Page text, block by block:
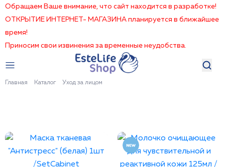
Обращаем Ваше внимание, что сайт находится в разработке!
ОТКРЫТИЕ ИНТЕРНЕТ- МАГАЗИНА планируется в ближайшее
время!
Приносим свои извинения за временные неудобства.
Главная Каталог Уход за лицом